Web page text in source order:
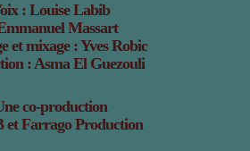
: Louise Labib
Massart
et mixage : Yves Robic
: Asma El Guezouli
co-production
et Farrago Production